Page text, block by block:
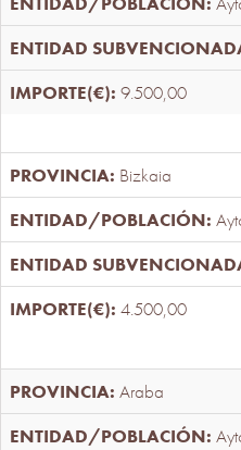
9.500,00
Bizkaia
4.500,00
Araba